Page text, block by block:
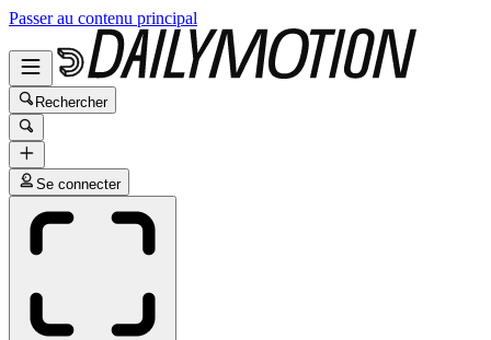
Passer au contenu principal
Rechercher
Se connecter